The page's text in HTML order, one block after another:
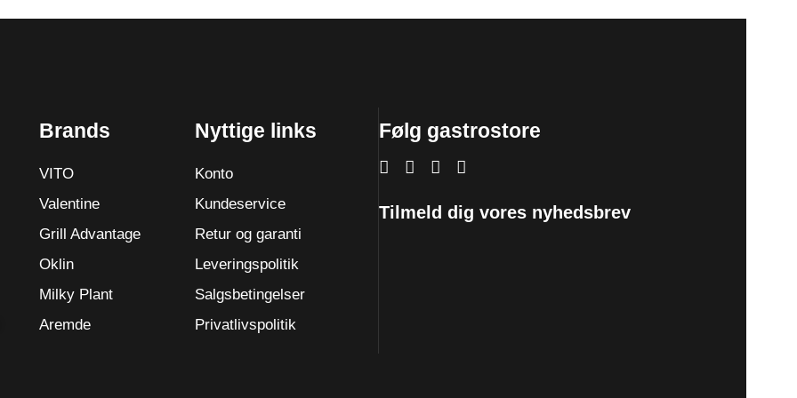
Brands
VITO
Valentine
Grill Advantage
Oklin
Milky Plant
Aremde
Nyttige links
Konto
Kundeservice
Retur og garanti
Leveringspolitik
Salgsbetingelser
Privatlivspolitik
Følg gastrostore
Tilmeld dig vores nyhedsbrev